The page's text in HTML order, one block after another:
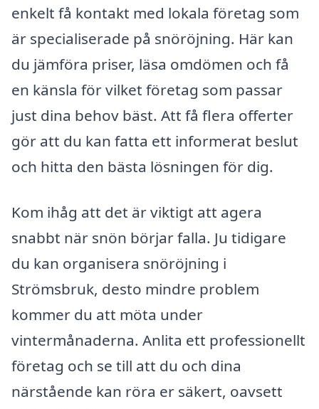
enkelt få kontakt med lokala företag som
är specialiserade på snöröjning. Här kan
du jämföra priser, läsa omdömen och få
en känsla för vilket företag som passar
just dina behov bäst. Att få flera offerter
gör att du kan fatta ett informerat beslut
och hitta den bästa lösningen för dig.
Kom ihåg att det är viktigt att agera
snabbt när snön börjar falla. Ju tidigare
du kan organisera snöröjning i
Strömsbruk, desto mindre problem
kommer du att möta under
vintermånaderna. Anlita ett professionellt
företag och se till att du och dina
närstående kan röra er säkert, oavsett